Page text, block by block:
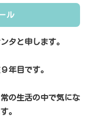
ル
タと申します。
年目です。
の生活の中で気にな
。